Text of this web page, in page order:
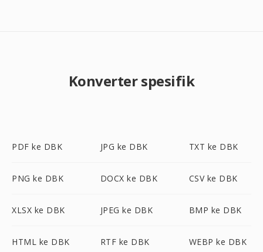
Konverter spesifik
PDF ke DBK JPG ke DBK TXT ke DBK
PNG ke DBK DOCX ke DBK CSV ke DBK
XLSX ke DBK JPEG ke DBK BMP ke DBK
HTML ke DBK RTF ke DBK WEBP ke DBK